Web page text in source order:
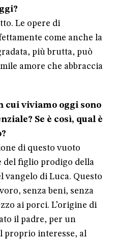
Le opere di
come anche la
più brutta, può
amore che abbraccia
cui viviamo oggi sono
Se è così, qual è
di questo vuoto
del figlio prodigo della
vangelo di Luca. Questo
senza beni, senza
ai porci. L’origine di
il padre, per un
proprio interesse, al